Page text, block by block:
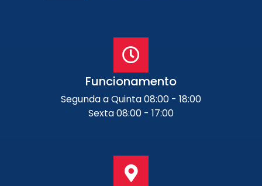
Funcionamento
Segunda a Quinta 08:00 - 18:00
Sexta 08:00 - 17:00